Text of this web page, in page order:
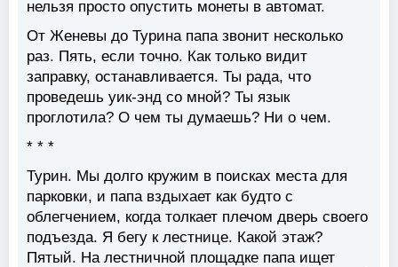
нельзя просто опустить монеты в автомат.
От Женевы до Турина папа звонит несколько
раз. Пять, если точно. Как только видит
заправку, останавливается. Ты рада, что
проведешь уик-энд со мной? Ты язык
проглотила? О чем ты думаешь? Ни о чем.
* * *
Турин. Мы долго кружим в поисках места для
парковки, и папа вздыхает как будто с
облегчением, когда толкает плечом дверь своего
подъезда. Я бегу к лестнице. Какой этаж?
Пятый. На лестничной площадке папа ищет